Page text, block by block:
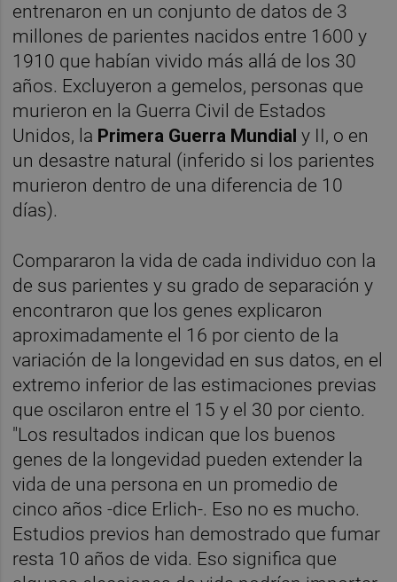
entrenaron en un conjunto de datos de 3
millones de parientes nacidos entre 1600 y
1910 que habían vivido más allá de los 30
años. Excluyeron a gemelos, personas que
murieron en la Guerra Civil de Estados
Unidos, la Primera Guerra Mundial y II, o en
un desastre natural (inferido si los parientes
murieron dentro de una diferencia de 10
días).
Compararon la vida de cada individuo con la
de sus parientes y su grado de separación y
encontraron que los genes explicaron
aproximadamente el 16 por ciento de la
variación de la longevidad en sus datos, en el
extremo inferior de las estimaciones previas
que oscilaron entre el 15 y el 30 por ciento.
"Los resultados indican que los buenos
genes de la longevidad pueden extender la
vida de una persona en un promedio de
cinco años -dice Erlich-. Eso no es mucho.
Estudios previos han demostrado que fumar
resta 10 años de vida. Eso significa que